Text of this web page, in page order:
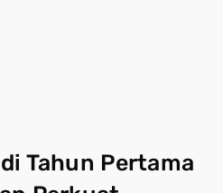
Tahun Pertama